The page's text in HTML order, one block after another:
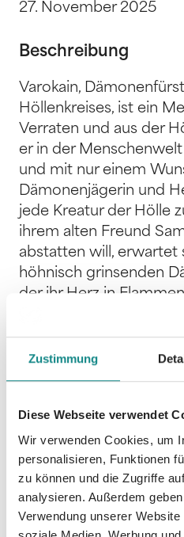
Zustimmung
Diese Webseite verwendet
Wir verwenden Cookies, um
personalisieren, Funktionen
zu können und die Zugriffe
analysieren. Außerdem
Verwendung unserer
27. November 2025
Beschreibung
Varokain,
Höllenkreises, ist ein
Verraten und aus der
er in der
und mit nur einem
Dämonenjägerin und
jede Kreatur der Hölle
ihrem alten Freund
abstatten will, erwartet
höhnisch grinsenden
der ihr Herz in
gefährlich.
einzige Chance, Sam
Kathleen an Varokains
deutlicher spürt sie,
er ihr Herz gegen jede
Dunkelheit zieht. Wird
widerstehen und Sam
sie am Ende beide